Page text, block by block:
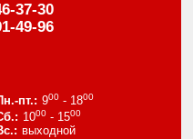
37-30
49-96
900- 1800
1000- 1500
выходной